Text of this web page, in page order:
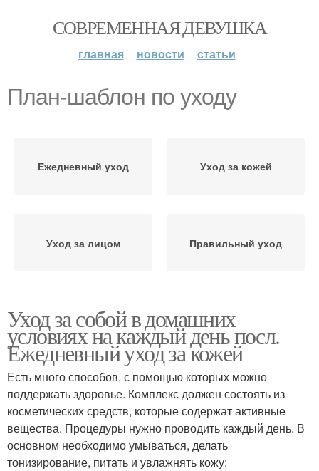
СОВРЕМЕННАЯ ДЕВУШКА
главная новости статьи
План-шаблон по уходу
Ежедневный уход Уход за кожей
Уход за лицом Правильный уход
Уход за собой в домашних
условиях на каждый день посл.
Ежедневный уход за кожей
Есть много способов, с помощью которых можно
поддержать здоровье. Комплекс должен состоять из
косметических средств, которые содержат активные
вещества. Процедуры нужно проводить каждый день. В
основном необходимо умываться, делать
тонизирование, питать и увлажнять кожу: